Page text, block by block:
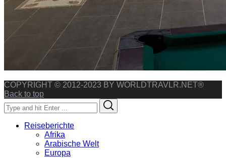
COPYRIGHT © 2012-2023 BY WORLDTRAVLR.NET®
Back to top
Search
for:
Reiseberichte
Afrika
Arabische Welt
Europa